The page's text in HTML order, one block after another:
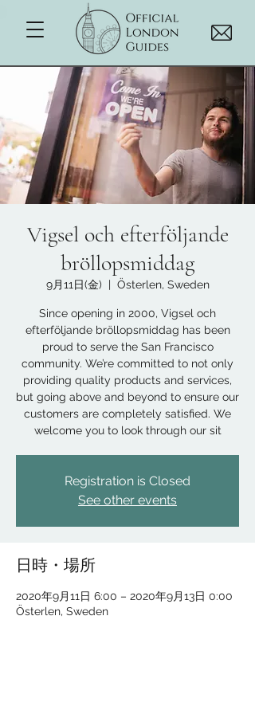
Vigsel och efterföljande
bröllopsmiddag
9月11日(金)
  |
Österlen, Sweden
Since opening in 2000, Vigsel och
efterföljande bröllopsmiddag has been
proud to serve the San Francisco
community. We’re committed to not only
providing quality products and services,
but going above and beyond to ensure our
customers are completely satisfied. We
welcome you to look through our sit
Registration is Closed
See other events
日時・場所
2020年9月11日 6:00 – 2020年9月13日 0:00
Österlen, Sweden